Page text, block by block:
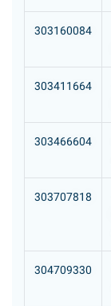
303160084
303411664
303466604
303707818
304709330